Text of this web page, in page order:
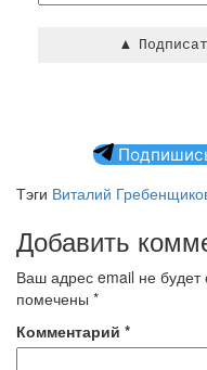
Тэги Виталий
Добавить
Ваш адрес email не будет
помечены *
Комментарий *